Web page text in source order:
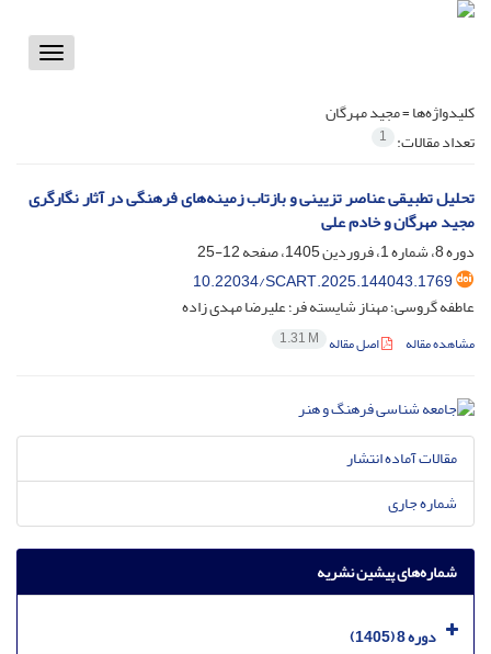
Toggle
کلیدواژه‌ها =مجید مهرگان
تعداد مقالات: 1
تحلیل تطبیقی عناصر تزیینی و بازتاب زمینه‌های فرهنگی در آثار نگارگری
مجید مهرگان و خادم علی
دوره 8، شماره 1، فروردین 1405، صفحه
12-25
10.22034/SCART.2025.144043.1769
عاطفه گروسی؛ مهناز شایسته فر؛ علیرضا مهدی زاده
مشاهده مقاله اصل مقاله 1.31 M
مقالات آماده انتشار
شماره جاری
شماره‌های پیشین نشریه
دوره 8 (1405)